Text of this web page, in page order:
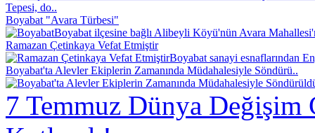
Tepesi, do..
Boyabat "Avara Türbesi"
Boyabat ilçesine bağlı Alibeyli Köyü'nün Avara
Ramazan Çetinkaya Vefat Etmiştir
Boyabat sanayi esnaflarından
Boyabat'ta Alevler Ekiplerin Zamanında Müdahalesiyle Söndürü..
7 Temmuz Dünya Değişim